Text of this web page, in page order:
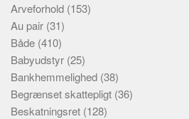
Arveforhold (153)
Au pair (31)
Både (410)
Babyudstyr (25)
Bankhemmelighed (38)
Begrænset skattepligt (36)
Beskatningsret (128)